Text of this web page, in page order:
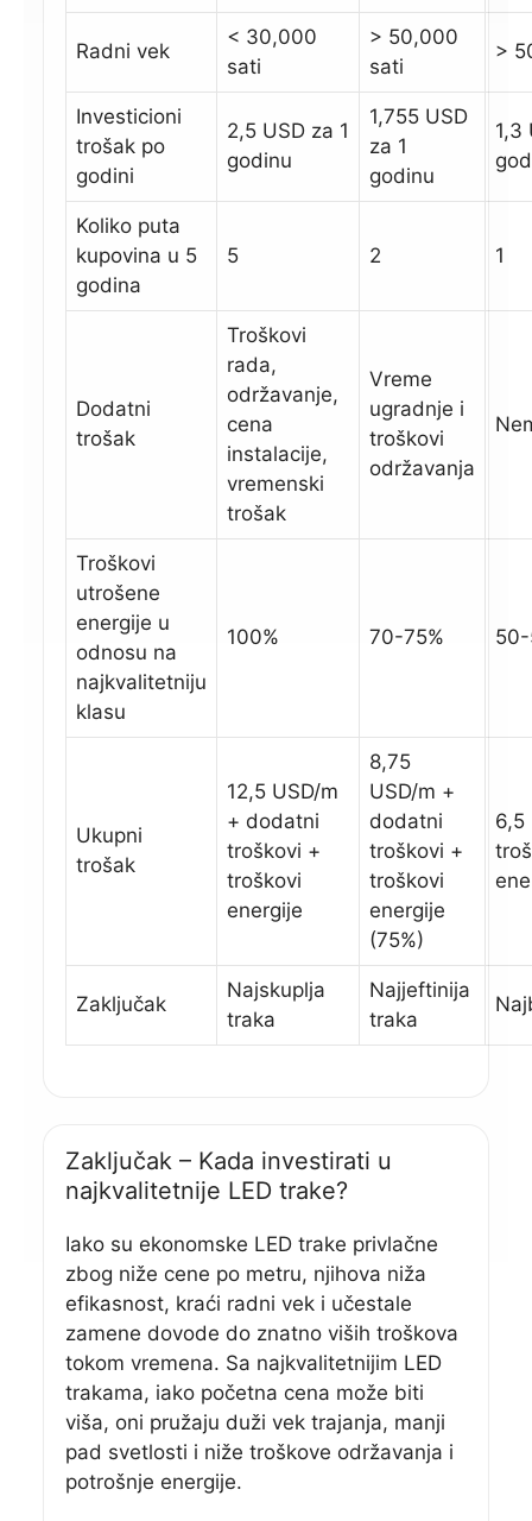
Radni vek
< 30,000
sati
> 50,000
sati
>
Investicioni
trošak po
godini
2,5 USD za 1
godinu
1,755 USD
za 1
godinu
1,3
Koliko puta
kupovina u 5
godina
5 2 1
Dodatni
trošak
Troškovi
rada,
održavanje,
cena
instalacije,
vremenski
trošak
Vreme
ugradnje i
troškovi
održavanja
Troškovi
utrošene
energije u
odnosu na
najkvalitetniju
klasu
100% 70-75% 50-
Ukupni
trošak
12,5 USD/m
+ dodatni
troškovi +
troškovi
energije
8,75
USD/m +
dodatni
troškovi +
troškovi
energije
(75%)
6,5
Zaključak
Najskuplja
traka
Najjeftinija
traka
Zaključak – Kada investirati u
najkvalitetnije LED trake?
Iako su ekonomske LED trake privlačne
zbog niže cene po metru, njihova niža
efikasnost, kraći radni vek i učestale
zamene dovode do znatno viših troškova
tokom vremena. Sa najkvalitetnijim LED
trakama, iako početna cena može biti
viša, oni pružaju duži vek trajanja, manji
pad svetlosti i niže troškove održavanja i
potrošnje energije.